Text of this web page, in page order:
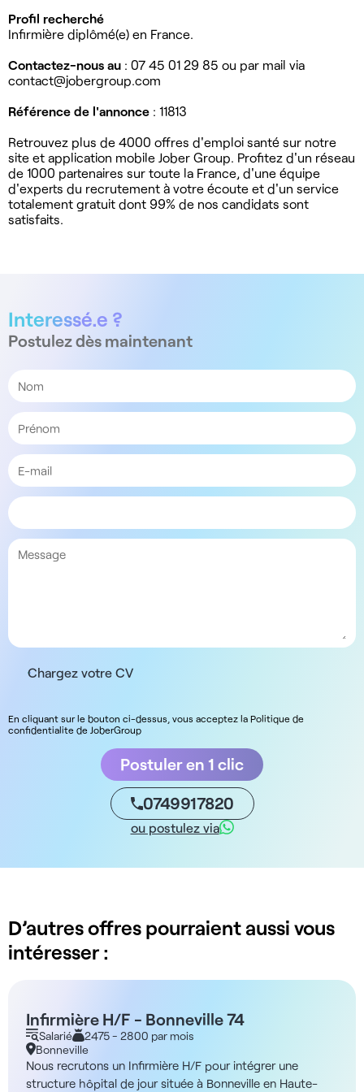
Profil recherché
Infirmière diplômé(e) en France.
Contactez-nous au : 07 45 01 29 85 ou par mail via
contact@jobergroup.com
Référence de l'annonce : 11813
Retrouvez plus de 4000 offres d'emploi santé sur notre
site et application mobile Jober Group. Profitez d'un réseau
de 1000 partenaires sur toute la France, d'une équipe
d'experts du recrutement à votre écoute et d'un service
totalement gratuit dont 99% de nos candidats sont
satisfaits.
Interessé.e ?
Postulez dès maintenant
Chargez votre CV
En cliquant sur le bouton ci-dessus, vous acceptez la Politique de
confidentialite de JoberGroup
Postuler en 1 clic
0749917820
ou postulez via
D’autres offres pourraient aussi vous
intéresser :
Infirmière H/F - Bonneville 74
Salarié
2475 - 2800 par mois
Bonneville
Nous recrutons un Infirmière H/F pour intégrer une
structure hôpital de jour située à Bonneville en Haute-